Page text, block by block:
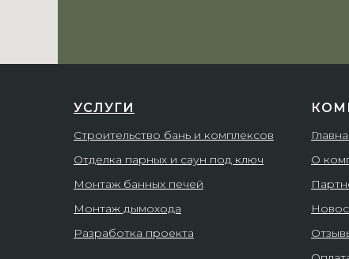
УСЛУГИ
Строительство бань и комплексов
Отделка парных и саун под ключ
Монтаж банных печей
Монтаж дымохода
Разработка проекта
О